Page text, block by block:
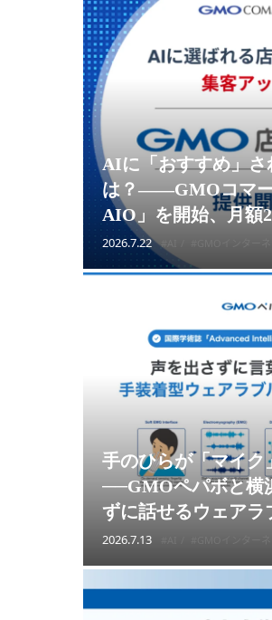
AIに「おすすめ」さ
は？——GMOコマ
AIO」を開始、月額
2026.7.22 #AI
手のひらが「マイク
──GMOペパボと横
ずに話せるウェアラ
2026.7.13